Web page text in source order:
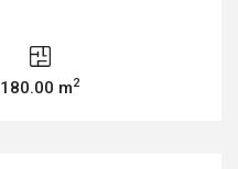
180.00 m2